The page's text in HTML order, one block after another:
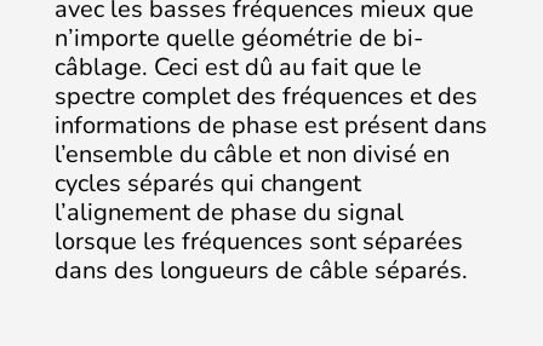
avec les basses fréquences mieux que
n’importe quelle géométrie de bi-
câblage. Ceci est dû au fait que le
spectre complet des fréquences et des
informations de phase est présent dans
l’ensemble du câble et non divisé en
cycles séparés qui changent
l’alignement de phase du signal
lorsque les fréquences sont séparées
dans des longueurs de câble séparés.